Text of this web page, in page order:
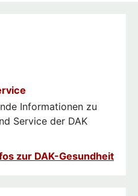
Informationen zu
Service der DAK
zur DAK-Gesundheit